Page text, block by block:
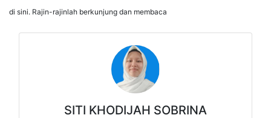
di sini. Rajin-rajinlah berkunjung dan membaca
SITI KHODIJAH SOBRINA